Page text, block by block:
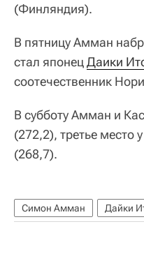
(Финляндия).
В пятницу Амман
стал японецДаики
соотечественник
В субботу Амман и
(272,2), третье место
(268,7).
Симон Амман Дайки